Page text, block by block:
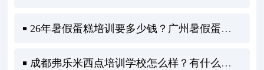
26年暑假蛋糕培训要多少钱？广州暑假蛋糕培训全攻略
成都弗乐米西点培训学校怎么样？有什么优势